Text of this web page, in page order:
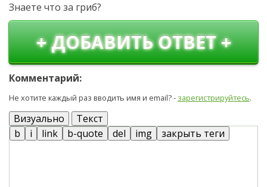
Знаете что за гриб?
+ ДОБАВИТЬ ОТВЕТ +
Комментарий:
Не хотите каждый раз вводить имя и email? - зарегистрируйтесь.
Визуально Текст